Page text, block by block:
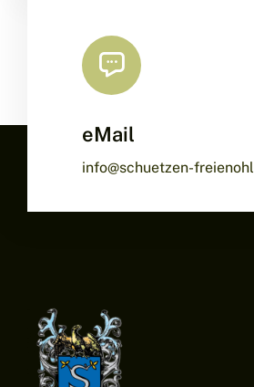
eMail
info@schuetzen-